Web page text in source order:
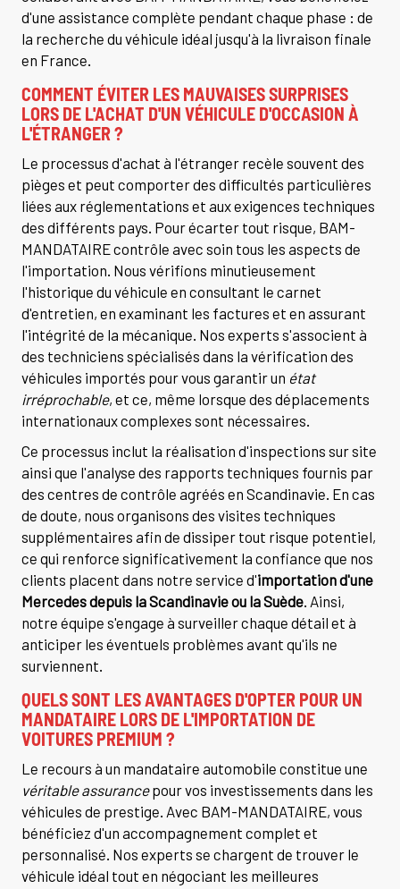
d'une assistance complète pendant chaque phase : de
la recherche du véhicule idéal jusqu'à la livraison finale
en France.
COMMENT ÉVITER LES MAUVAISES SURPRISES
LORS DE L'ACHAT D'UN VÉHICULE D'OCCASION À
L'ÉTRANGER ?
Le processus d'achat à l'étranger recèle souvent des
pièges et peut comporter des difficultés particulières
liées aux réglementations et aux exigences techniques
des différents pays. Pour écarter tout risque, BAM-
MANDATAIRE contrôle avec soin tous les aspects de
l'importation. Nous vérifions minutieusement
l'historique du véhicule en consultant le carnet
d'entretien, en examinant les factures et en assurant
l'intégrité de la mécanique. Nos experts s'associent à
des techniciens spécialisés dans la vérification des
véhicules importés pour vous garantir un état
irréprochable, et ce, même lorsque des déplacements
internationaux complexes sont nécessaires.
Ce processus inclut la réalisation d'inspections sur site
ainsi que l'analyse des rapports techniques fournis par
des centres de contrôle agréés en Scandinavie. En cas
de doute, nous organisons des visites techniques
supplémentaires afin de dissiper tout risque potentiel,
ce qui renforce significativement la confiance que nos
clients placent dans notre service d'importation d'une
Mercedes depuis la Scandinavie ou la Suède. Ainsi,
notre équipe s'engage à surveiller chaque détail et à
anticiper les éventuels problèmes avant qu'ils ne
surviennent.
QUELS SONT LES AVANTAGES D'OPTER POUR UN
MANDATAIRE LORS DE L'IMPORTATION DE
VOITURES PREMIUM ?
Le recours à un mandataire automobile constitue une
véritable assurancepour vos investissements dans les
véhicules de prestige. Avec BAM-MANDATAIRE, vous
bénéficiez d'un accompagnement complet et
personnalisé. Nos experts se chargent de trouver le
véhicule idéal tout en négociant les meilleures